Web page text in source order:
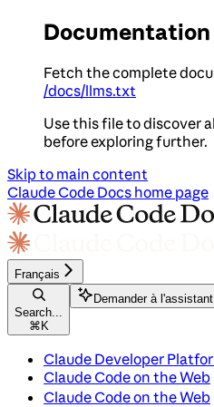
Documentation
Fetch the complete
/docs/llms.txt
Use this file to discover
before exploring further.
Skip to main content
Claude Code Docs home page
Français
Search...
⌘ K
Demander à l'assistant
Claude Developer
Claude Code on the Web
Claude Code on the Web